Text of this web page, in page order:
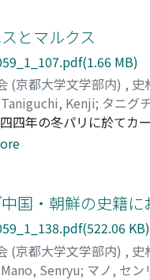
目的とした。孔明像の
青年時代に志向した人
秀れた政治家として見
の両面から高く評価し
とマルクス
MB)
(京都大学文学部内) , 史
Taniguchi, Kenji; タニグ
四年の冬パリに於てカ
的所有の廃止を展望す
論説を執筆し、「貨幣
四三年から四五年に掛
自ら標榜する主義等を
か否かという問題を解明
国・朝鮮の史籍に
KB)
(京都大学文学部内) , 史
Mano, Senryu; マノ, セン